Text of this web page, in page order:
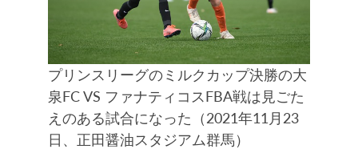
プリンスリーグのミルクカップ決勝の大
泉FC VS ファナティコスFBA戦は見ごた
えのある試合になった（2021年11月23
日、正田醤油スタジアム群馬）